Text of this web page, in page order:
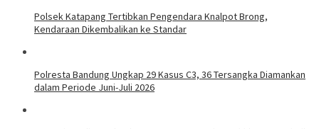
Polsek Katapang Tertibkan Pengendara Knalpot Brong,
Kendaraan Dikembalikan ke Standar
Polresta Bandung Ungkap 29 Kasus C3, 36 Tersangka Diamankan
dalam Periode Juni-Juli 2026